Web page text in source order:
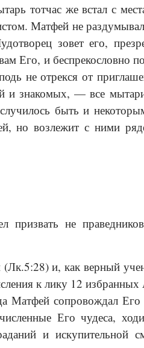
тотчас же встал с
Матфей не
зовет его,
Его, и беспрекословно
не отрекся от
и знакомых, — все
быть и
но возлежит с ними
не
и, как верный
к лику 12
Матфей сопровождал Его
Его чудеса,
и искупи­тельной